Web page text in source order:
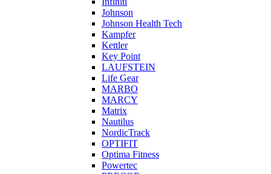
Johnson
Johnson Health Tech
Kampfer
Kettler
Key Point
LAUFSTEIN
Life Gear
MARBO
MARCY
Matrix
Nautilus
NordicTrack
OPTIFIT
Optima Fitness
Powertec